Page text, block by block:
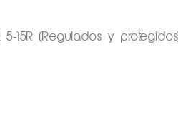
15R (Regulados y